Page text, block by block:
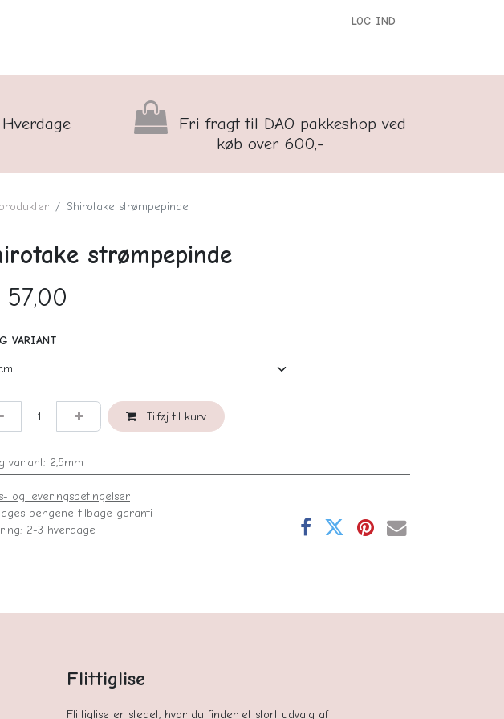
LOG IND
Fri fragt til DAO pakkeshop ved
køb over 600,-
Shirotake strømpepinde
strømpepinde
57,00
VARIANT
Tilføj til kurv
variant: 2,5mm
og leveringsbetingelser
pengene-tilbage garanti
2-3 hverdage
Flittiglise
Flittiglise er stedet, hvor du finder et stort udvalg af